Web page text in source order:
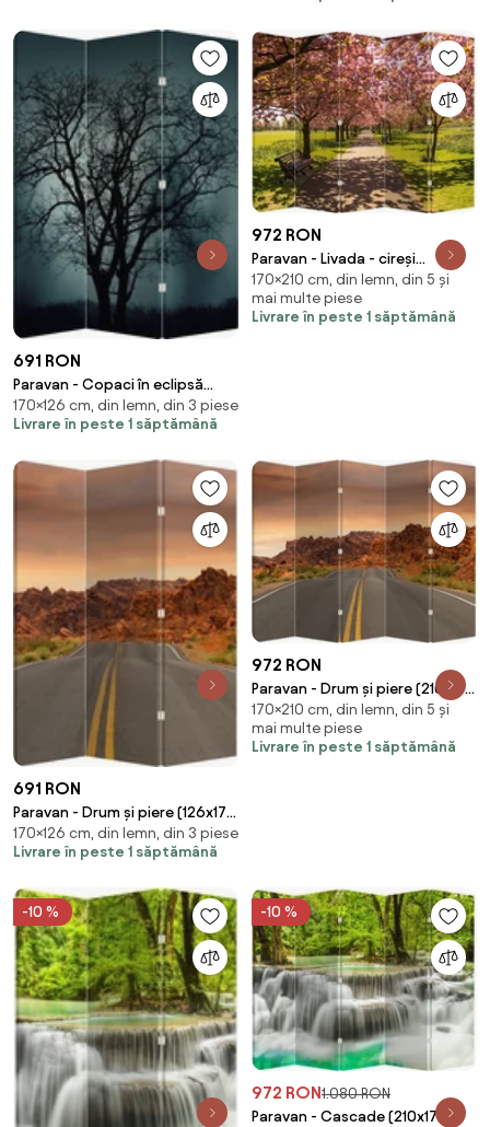
691 RON
Paravan - Copaci în eclipsă
(126x170 cm)
170×126 cm, din lemn, din 3 piese
Livrare în peste 1 săptămână
972 RON
Paravan - Livada - cireși
(210x170 cm)
170×210 cm, din lemn, din 5 și
mai multe piese
Livrare în peste 1 săptămână
691 RON
Paravan - Drum și piere (126x170
cm)
170×126 cm, din lemn, din 3 piese
Livrare în peste 1 săptămână
972 RON
Paravan - Drum și piere (210x170
cm)
170×210 cm, din lemn, din 5 și
mai multe piese
Livrare în peste 1 săptămână
-10 % -10 %
972 RON1.080 RON
Paravan - Cascade (210x170